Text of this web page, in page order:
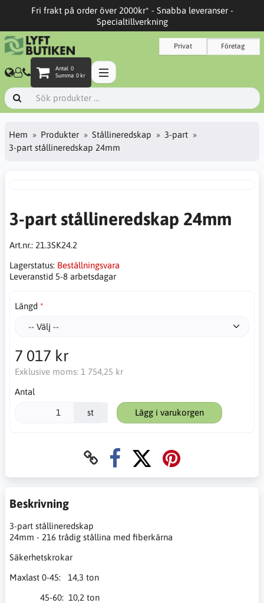
Fri frakt på order över 2000kr* - Snabba leveranser -
Specialtillverkning
Privat Företag
Antal 0
Summa 0 kr
Hem Produkter Stållineredskap
3-part
3-part stållineredskap 24mm
3-part stållineredskap 24mm
Art.nr.: 21.3SK24.2
Lagerstatus: Beställningsvara
Leveranstid 5-8 arbetsdagar
Längd
7 017 kr
Exklusive moms: 1 754,25 kr
Antal
st Lägg i varukorgen
Beskrivning
3-part stållineredskap
24mm - 216 trådig stållina med fiberkärna
Säkerhetskrokar
Maxlast 0-45: 14,3 ton
45-60: 10,2 ton